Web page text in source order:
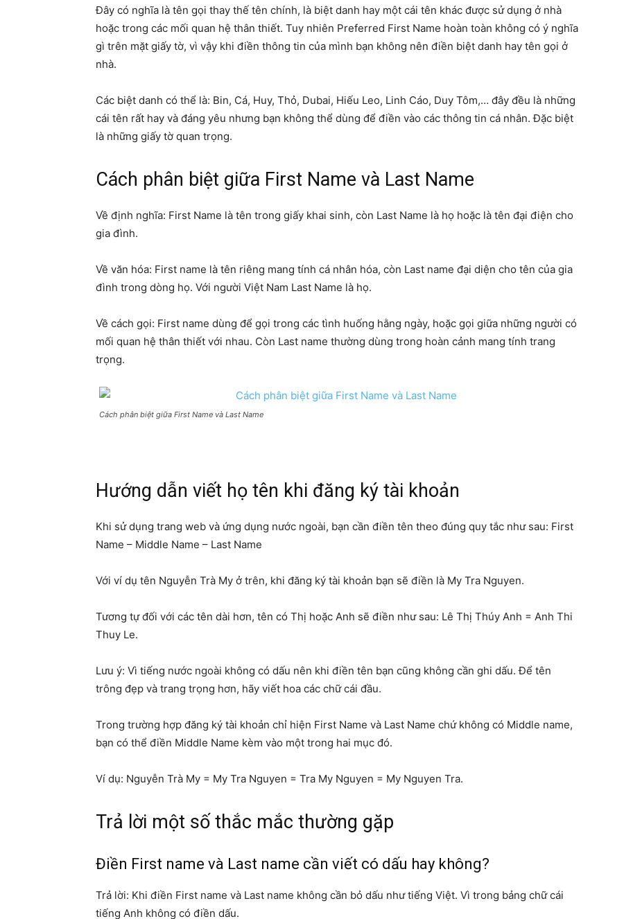
Đây có nghĩa là tên gọi thay thế tên chính, là biệt danh hay một cái tên khác được sử dụng ở nhà
hoặc trong các mối quan hệ thân thiết. Tuy nhiên Preferred First Name hoàn toàn không có ý nghĩa
gì trên mặt giấy tờ, vì vậy khi điền thông tin của mình bạn không nên điền biệt danh hay tên gọi ở
nhà.
Các biệt danh có thể là: Bin, Cá, Huy, Thỏ, Dubai, Hiếu Leo, Linh Cáo, Duy Tôm,… đây đều là những
cái tên rất hay và đáng yêu nhưng bạn không thể dùng để điền vào các thông tin cá nhân. Đặc biệt
là những giấy tờ quan trọng.
Cách phân biệt giữa First Name và Last Name
Về định nghĩa: First Name là tên trong giấy khai sinh, còn Last Name là họ hoặc là tên đại điện cho
gia đình.
Về văn hóa: First name là tên riêng mang tính cá nhân hóa, còn Last name đại diện cho tên của gia
đình trong dòng họ. Với người Việt Nam Last Name là họ.
Về cách gọi: First name dùng để gọi trong các tình huống hằng ngày, hoặc gọi giữa những người có
mối quan hệ thân thiết với nhau. Còn Last name thường dùng trong hoàn cảnh mang tính trang
trọng.
Cách phân biệt giữa First Name và Last Name
Hướng dẫn viết họ tên khi đăng ký tài khoản
Khi sử dụng trang web và ứng dụng nước ngoài, bạn cần điền tên theo đúng quy tắc như sau: First
Name – Middle Name – Last Name
Với ví dụ tên Nguyễn Trà My ở trên, khi đăng ký tài khoản bạn sẽ điền là My Tra Nguyen.
Tương tự đối với các tên dài hơn, tên có Thị hoặc Anh sẽ điền như sau: Lê Thị Thúy Anh = Anh Thi
Thuy Le.
Lưu ý: Vì tiếng nước ngoài không có dấu nên khi điền tên bạn cũng không cần ghi dấu. Để tên
trông đẹp và trang trọng hơn, hãy viết hoa các chữ cái đầu.
Trong trường hợp đăng ký tài khoản chỉ hiện First Name và Last Name chứ không có Middle name,
bạn có thể điền Middle Name kèm vào một trong hai mục đó.
Ví dụ: Nguyễn Trà My = My Tra Nguyen = Tra My Nguyen = My Nguyen Tra.
Trả lời một số thắc mắc thường gặp
Điền First name và Last name cần viết có dấu hay không?
Trả lời: Khi điền First name và Last name không cần bỏ dấu như tiếng Việt. Vì trong bảng chữ cái
tiếng Anh không có điền dấu.